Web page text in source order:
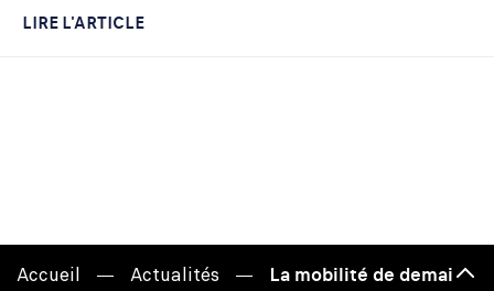
LIRE L'ARTICLE
Accueil Actualités La mobilité de demainHaut